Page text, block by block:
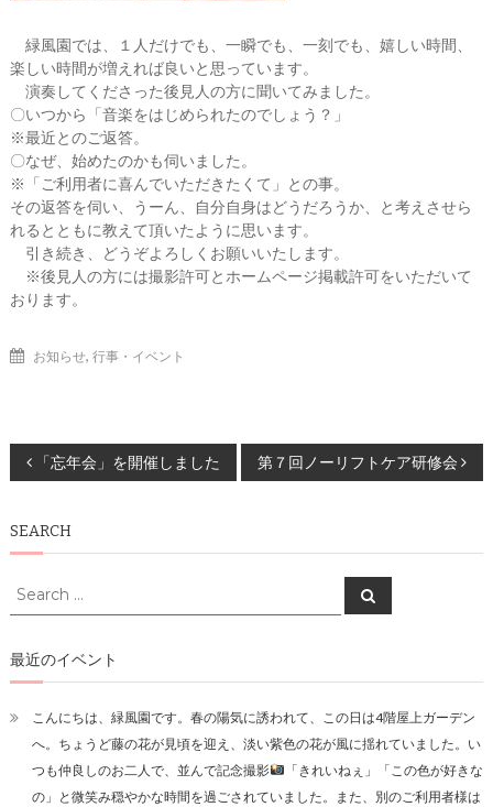
緑風園では、１人だけでも、一瞬でも、一刻でも、嬉しい時間、
楽しい時間が増えれば良いと思っています。
演奏してくださった後見人の方に聞いてみました。
〇いつから「音楽をはじめられたのでしょう？」
※最近とのご返答。
〇なぜ、始めたのかも伺いました。
※「ご利用者に喜んでいただきたくて」との事。
その返答を伺い、うーん、自分自身はどうだろうか、と考えさせら
れるとともに教えて頂いたように思います。
引き続き、どうぞよろしくお願いいたします。
※後見人の方には撮影許可とホームページ掲載許可をいただいて
おります。
お知らせ, 行事・イベント
投
ナ
ビ
ゲ
ー
ョ
ン
「忘年会」を開催しました 第７回ノーリフトケア研修会
SEARCH
Search
for:
Search
最近のイベント
こんにちは、緑風園です。春の陽気に誘われて、この日は4階屋上ガーデン
へ。ちょうど藤の花が見頃を迎え、淡い紫色の花が風に揺れていました。い
つも仲良しのお二人で、並んで記念撮影
「きれいねぇ」「この色が好きな
の」と微笑み穏やかな時間を過ごされていました。また、別のご利用者様は